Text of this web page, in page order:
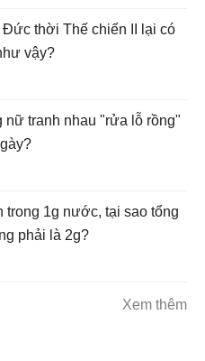
Đức thời Thế chiến II lại có
vậy?
nữ tranh nhau "rửa lỗ rồng"
trong 1g nước, tại sao tổng
phải là 2g?
Xem thêm